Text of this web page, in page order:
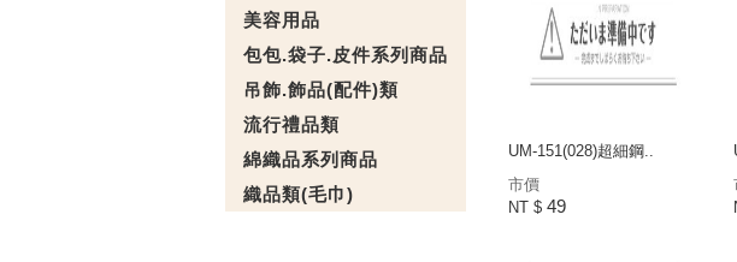
美容用品
包包.袋子.皮件系列商品
吊飾.飾品(配件)類
流行禮品類
綿織品系列商品
織品類(毛巾)
UM-151(028)超細鋼..
市價
NT $ 49